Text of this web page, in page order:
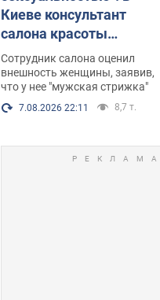
Киеве консультант
салона красоты
оскорбил женщину
после химиотерапии,
разгорелся скандал.
Фото
Сотрудник салона оценил
внешность женщины, заявив,
что у нее "мужская стрижка"
7.08.2026 22:11 8,7 т.